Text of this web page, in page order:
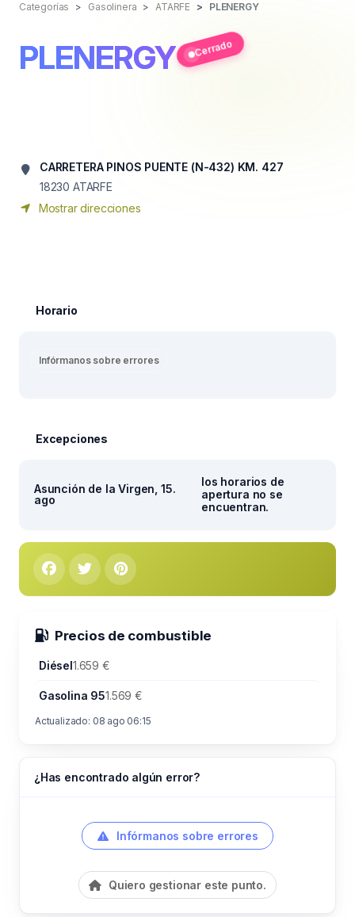
Categorías Gasolinera ATARFE PLENERGY
PLENERGY Cerrado
CARRETERA PINOS PUENTE (N-432) KM. 427
18230 ATARFE
Mostrar direcciones
Horario
Infórmanos sobre errores
Excepciones
Asunción de la Virgen, 15.
ago
los horarios de
apertura no se
encuentran.
Precios de combustible
Diésel1.659 €
Gasolina 951.569 €
Actualizado: 08 ago 06:15
¿Has encontrado algún error?
Infórmanos sobre errores
Quiero gestionar este punto.